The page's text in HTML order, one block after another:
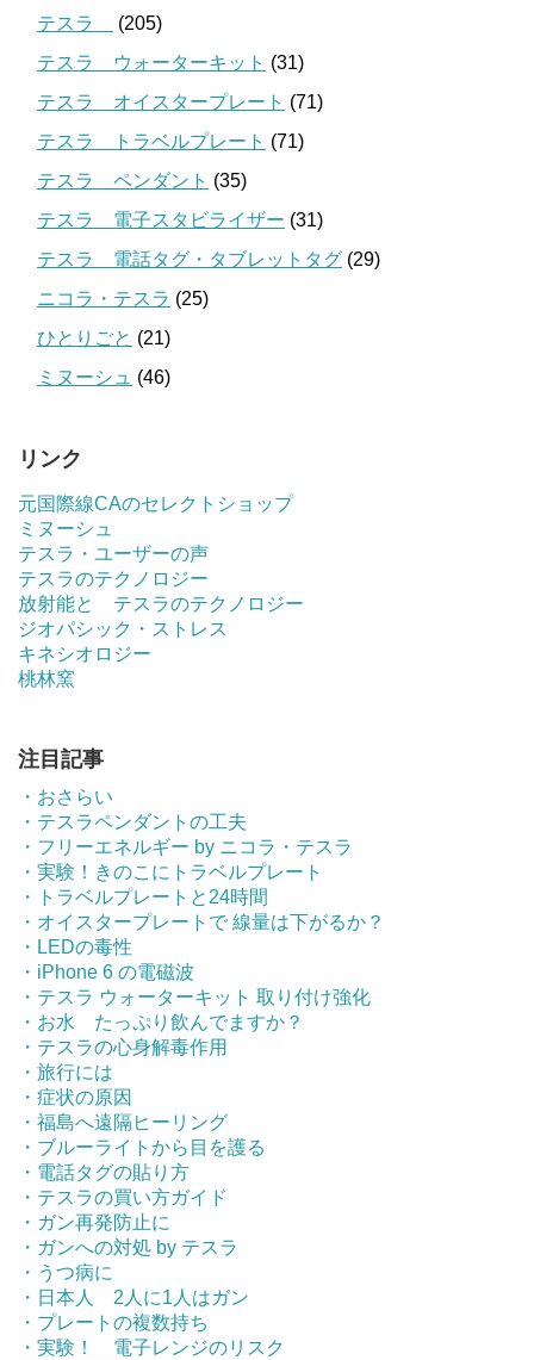
テスラ
(205)
テスラ ウォーターキット (31)
テスラ オイスタープレート (71)
テスラ トラベルプレート (71)
テスラ ペンダント (35)
テスラ 電子スタビライザー (31)
テスラ 電話タグ・タブレットタグ (29)
ニコラ・テスラ (25)
ひとりごと (21)
ミヌーシュ (46)
リンク
元国際線CAのセレクトショップ
ミヌーシュ
テスラ・ユーザーの声
テスラのテクノロジー
放射能と テスラのテクノロジー
ジオパシック・ストレス
キネシオロジー
桃林窯
注目記事
・おさらい
・テスラペンダントの工夫
・フリーエネルギー by ニコラ・テスラ
・実験！きのこにトラベルプレート
・トラベルプレートと24時間
・オイスタープレートで 線量は下がるか？
・LEDの毒性
・iPhone 6 の電磁波
・テスラ ウォーターキット 取り付け強化
・お水 たっぷり飲んでますか？
・テスラの心身解毒作用
・旅行には
・症状の原因
・福島へ遠隔ヒーリング
・ブルーライトから目を護る
・電話タグの貼り方
・テスラの買い方ガイド
・ガン再発防止に
・ガンへの対処 by テスラ
・うつ病に
・日本人 2人に1人はガン
・プレートの複数持ち
・実験！ 電子レンジのリスク